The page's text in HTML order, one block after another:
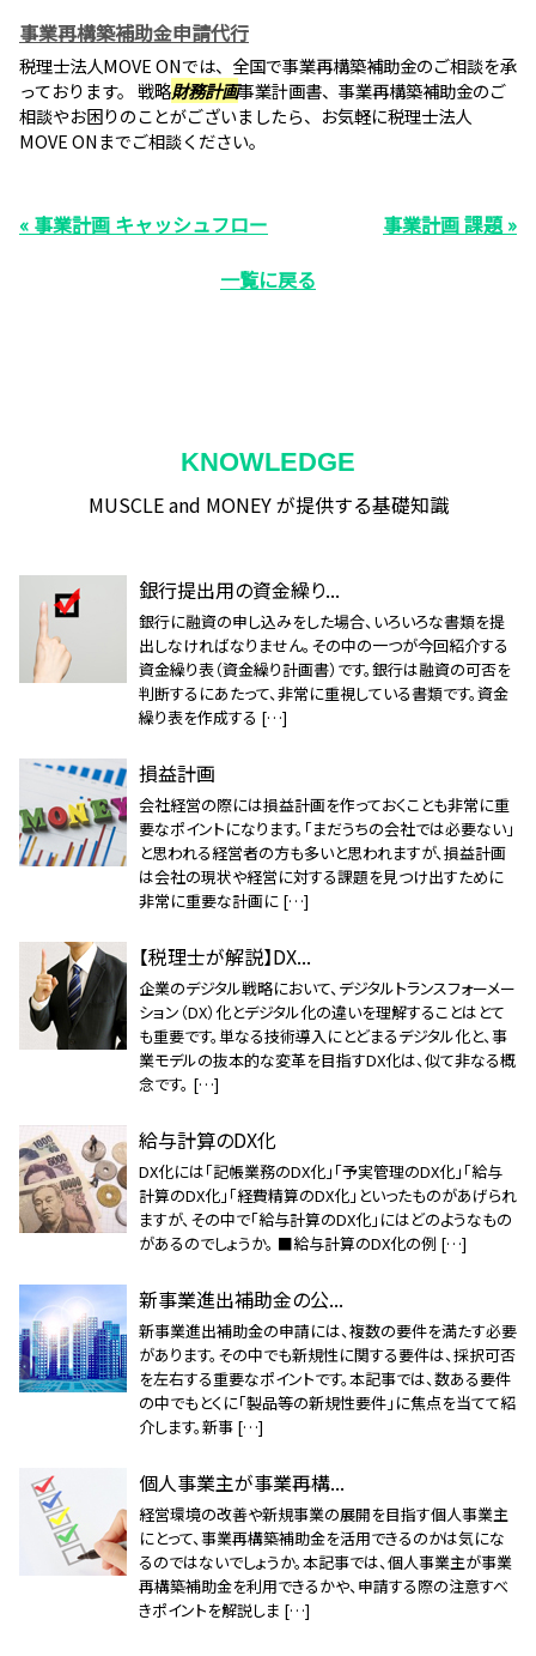
事業再構築補助金申請代行
税理士法人MOVE ONでは、全国で事業再構築補助金のご相談を承
っております。 戦略財務計画事業計画書、事業再構築補助金のご
相談やお困りのことがございましたら、お気軽に税理士法人
MOVE ONまでご相談ください。
« 事業計画 キャッシュフロー
事業計画 課題 »
一覧に戻る
KNOWLEDGE
MUSCLE and MONEY が提供する基礎知識
銀行提出用の資金繰り...
銀行に融資の申し込みをした場合、いろいろな書類を提
出しなければなりません。その中の一つが今回紹介する
資金繰り表（資金繰り計画書）です。銀行は融資の可否を
判断するにあたって、非常に重視している書類です。資金
繰り表を作成する […]
損益計画
会社経営の際には損益計画を作っておくことも非常に重
要なポイントになります。「まだうちの会社では必要ない」
と思われる経営者の方も多いと思われますが、損益計画
は会社の現状や経営に対する課題を見つけ出すために
非常に重要な計画に […]
【税理士が解説】DX...
企業のデジタル戦略において、デジタルトランスフォーメー
ション（DX）化とデジタル化の違いを理解することはとて
も重要です。単なる技術導入にとどまるデジタル化と、事
業モデルの抜本的な変革を目指すDX化は、似て非なる概
念です。 […]
給与計算のDX化
DX化には「記帳業務のDX化」「予実管理のDX化」「給与
計算のDX化」「経費精算のDX化」といったものがあげられ
ますが、その中で「給与計算のDX化」にはどのようなもの
があるのでしょうか。 ■給与計算のDX化の例 […]
新事業進出補助金の公...
新事業進出補助金の申請には、複数の要件を満たす必要
があります。その中でも新規性に関する要件は、採択可否
を左右する重要なポイントです。本記事では、数ある要件
の中でもとくに「製品等の新規性要件」に焦点を当てて紹
介します。新事 […]
個人事業主が事業再構...
経営環境の改善や新規事業の展開を目指す個人事業主
にとって、事業再構築補助金を活用できるのかは気にな
るのではないでしょうか。本記事では、個人事業主が事業
再構築補助金を利用できるかや、申請する際の注意すべ
きポイントを解説しま […]